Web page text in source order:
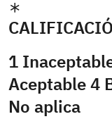
1
Aceptable 4
No aplica